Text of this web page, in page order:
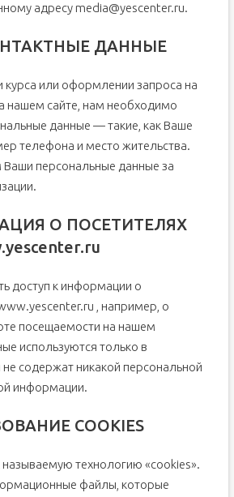
адресу media@yescenter.ru.
ДАННЫЕ
или оформлении запроса на
нашем сайте, нам необходимо
данные — такие, как Ваше
телефона и место жительства.
персональные данные за
О ПОСЕТИТЕЛЯХ
доступ к информации о
, например, о
посещаемости на нашем
используются только в
содержат никакой персональной
информации.
COOKIES
называемую технологию «cookies».
файлы, которые